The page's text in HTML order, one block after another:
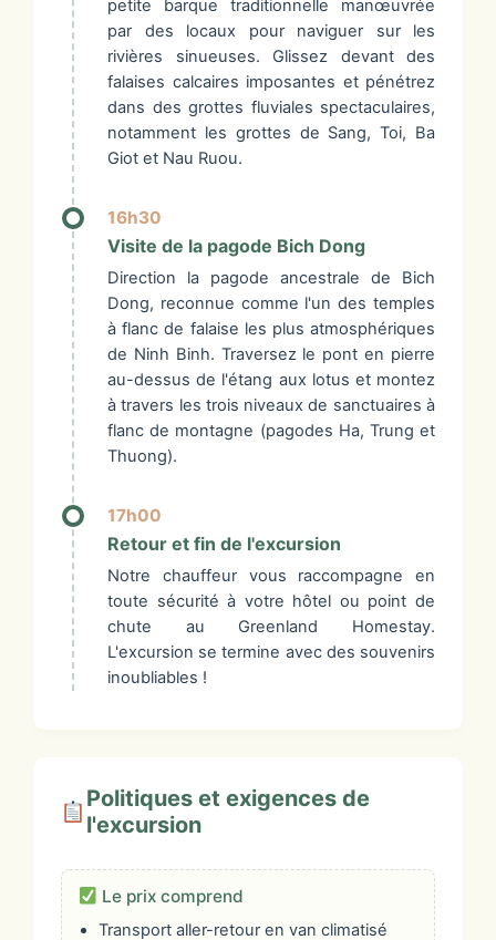
petite barque traditionnelle manœuvrée
par des locaux pour naviguer sur les
rivières sinueuses. Glissez devant des
falaises calcaires imposantes et pénétrez
dans des grottes fluviales spectaculaires,
notamment les grottes de Sang, Toi, Ba
Giot et Nau Ruou.
16h30
Visite de la pagode Bich Dong
Direction la pagode ancestrale de Bich
Dong, reconnue comme l'un des temples
à flanc de falaise les plus atmosphériques
de Ninh Binh. Traversez le pont en pierre
au-dessus de l'étang aux lotus et montez
à travers les trois niveaux de sanctuaires à
flanc de montagne (pagodes Ha, Trung et
Thuong).
17h00
Retour et fin de l'excursion
Notre chauffeur vous raccompagne en
toute sécurité à votre hôtel ou point de
chute au Greenland Homestay.
L'excursion se termine avec des souvenirs
inoubliables !
Politiques et exigences de
l'excursion
Le prix comprend
Transport aller-retour en van climatisé